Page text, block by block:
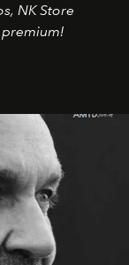
NK Store